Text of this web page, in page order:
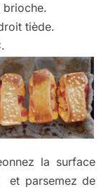
brioche.
tiède.
la surface
et parsemez de